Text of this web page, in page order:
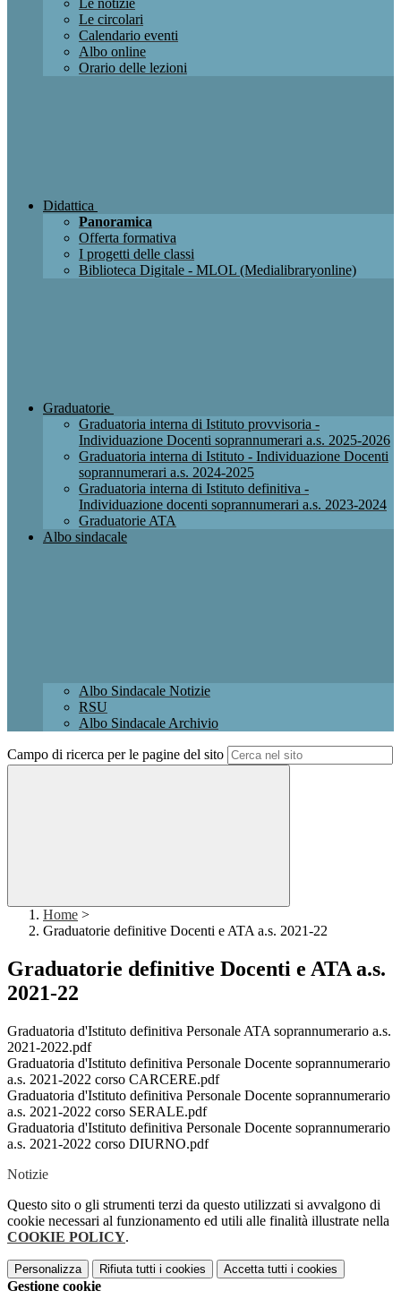
Le notizie
Le circolari
Calendario eventi
Albo online
Orario delle lezioni
Didattica
Panoramica
Offerta formativa
I progetti delle classi
Biblioteca Digitale - MLOL (Medialibraryonline)
Graduatorie
Graduatoria interna di Istituto provvisoria -
Individuazione Docenti soprannumerari a.s. 2025-2026
Graduatoria interna di Istituto - Individuazione Docenti
soprannumerari a.s. 2024-2025
Graduatoria interna di Istituto definitiva -
Individuazione docenti soprannumerari a.s. 2023-2024
Graduatorie ATA
Albo sindacale
Albo Sindacale Notizie
RSU
Albo Sindacale Archivio
Campo di ricerca per le pagine del sito
Home >
Graduatorie definitive Docenti e ATA a.s. 2021-22
Graduatorie definitive Docenti e ATA a.s.
2021-22
Graduatoria d'Istituto definitiva Personale ATA soprannumerario a.s.
2021-2022.pdf
Graduatoria d'Istituto definitiva Personale Docente soprannumerario
a.s. 2021-2022 corso CARCERE.pdf
Graduatoria d'Istituto definitiva Personale Docente soprannumerario
a.s. 2021-2022 corso SERALE.pdf
Graduatoria d'Istituto definitiva Personale Docente soprannumerario
a.s. 2021-2022 corso DIURNO.pdf
Notizie
Questo sito o gli strumenti terzi da questo utilizzati si avvalgono di
cookie necessari al funzionamento ed utili alle finalità illustrate nella
COOKIE POLICY.
Personalizza Rifiuta tutti i cookies Accetta tutti i cookies
Gestione cookie